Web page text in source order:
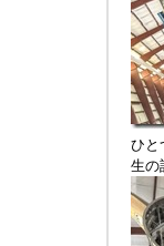
ひと
生の